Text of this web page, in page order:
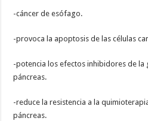
-cáncer de esófago.
-provoca la apoptosis de las células
-potencia los efectos inhibidores de la
páncreas.
-reduce la resistencia a la
páncreas.